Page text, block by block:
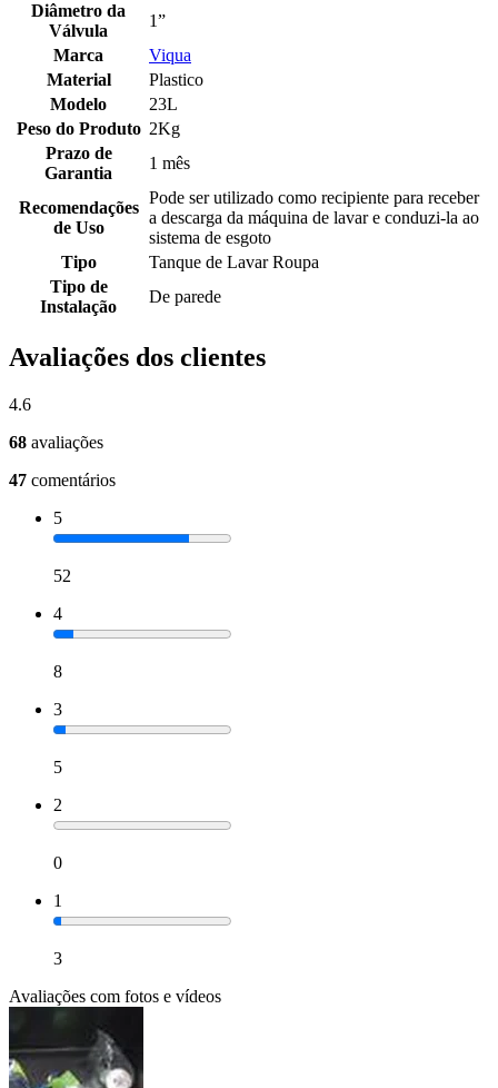
Diâmetro da
Válvula
1”
Marca
Viqua
Material
Plastico
Modelo
23L
Peso do Produto 2Kg
Prazo de
Garantia
1 mês
Recomendações
de Uso
Pode ser utilizado como recipiente para receber
a descarga da máquina de lavar e conduzi-la ao
sistema de esgoto
Tipo
Tanque de Lavar Roupa
Tipo de
Instalação
De parede
Avaliações dos clientes
4.6
68 avaliações
47 comentários
5
52
4
8
3
5
2
0
1
3
Avaliações com fotos e vídeos